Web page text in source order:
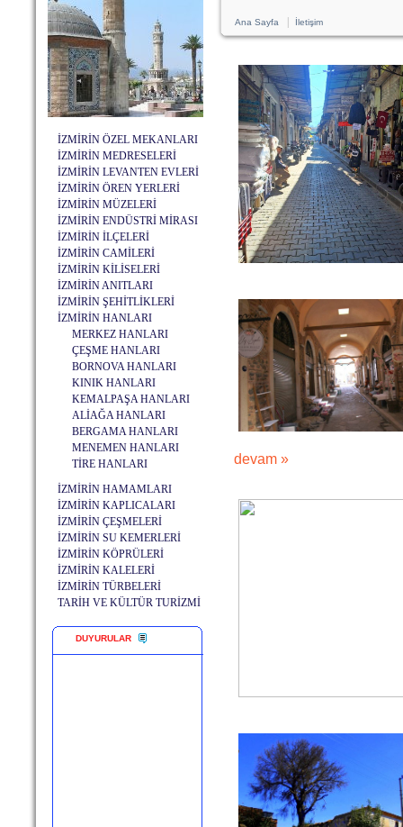
İZMİRİN ÖZEL MEKANLARI
İZMİRİN MEDRESELERİ
İZMİRİN LEVANTEN EVLERİ
İZMİRİN ÖREN YERLERİ
İZMİRİN MÜZELERİ
İZMİRİN ENDÜSTRİ MİRASI
İZMİRİN İLÇELERİ
İZMİRİN CAMİLERİ
İZMİRİN KİLİSELERİ
İZMİRİN ANITLARI
İZMİRİN ŞEHİTLİKLERİ
İZMİRİN HANLARI
MERKEZ HANLARI
ÇEŞME HANLARI
BORNOVA HANLARI
KINIK HANLARI
KEMALPAŞA HANLARI
ALİAĞA HANLARI
BERGAMA HANLARI
MENEMEN HANLARI
TİRE HANLARI
İZMİRİN HAMAMLARI
İZMİRİN KAPLICALARI
İZMİRİN ÇEŞMELERİ
İZMİRİN SU KEMERLERİ
İZMİRİN KÖPRÜLERİ
İZMİRİN KALELERİ
İZMİRİN TÜRBELERİ
TARİH VE KÜLTÜR TURİZMİ
DUYURULAR
Ana Sayfa| İletişim
devam »